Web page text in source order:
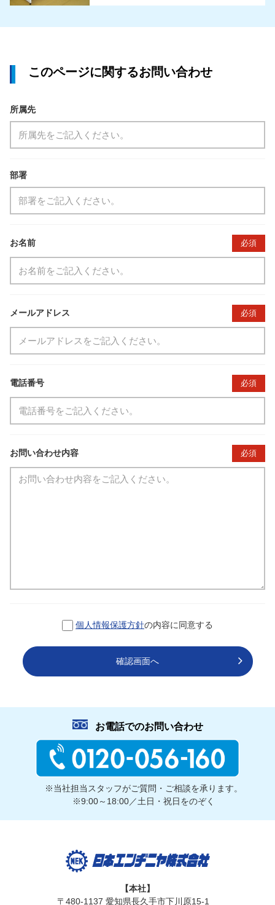
このページに関するお問い合わせ
所属先
部署
お名前 必須
メールアドレス 必須
電話番号 必須
お問い合わせ内容 必須
個人情報保護方針の内容に同意する
確認画面へ
お電話でのお問い合わせ
※当社担当スタッフがご質問・ご相談を承ります。
※9:00～18:00／土日・祝日をのぞく
【本社】
〒480-1137 愛知県長久手市下川原15-1